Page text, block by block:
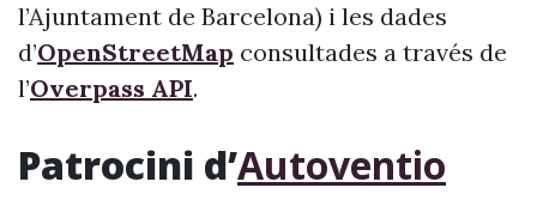
l’Ajuntament de Barcelona) i les dades
d’OpenStreetMap consultades a través de
l’Overpass API.
Patrocini d’Autoventio